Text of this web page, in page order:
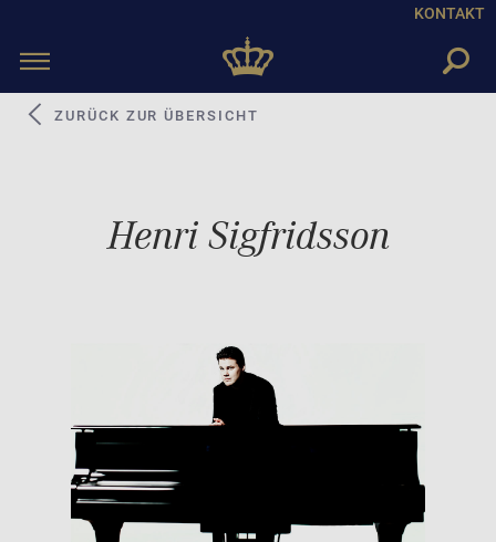
KONTAKT
Toggle
Henri Sigfridsson
ZURÜCK ZUR ÜBERSICHT